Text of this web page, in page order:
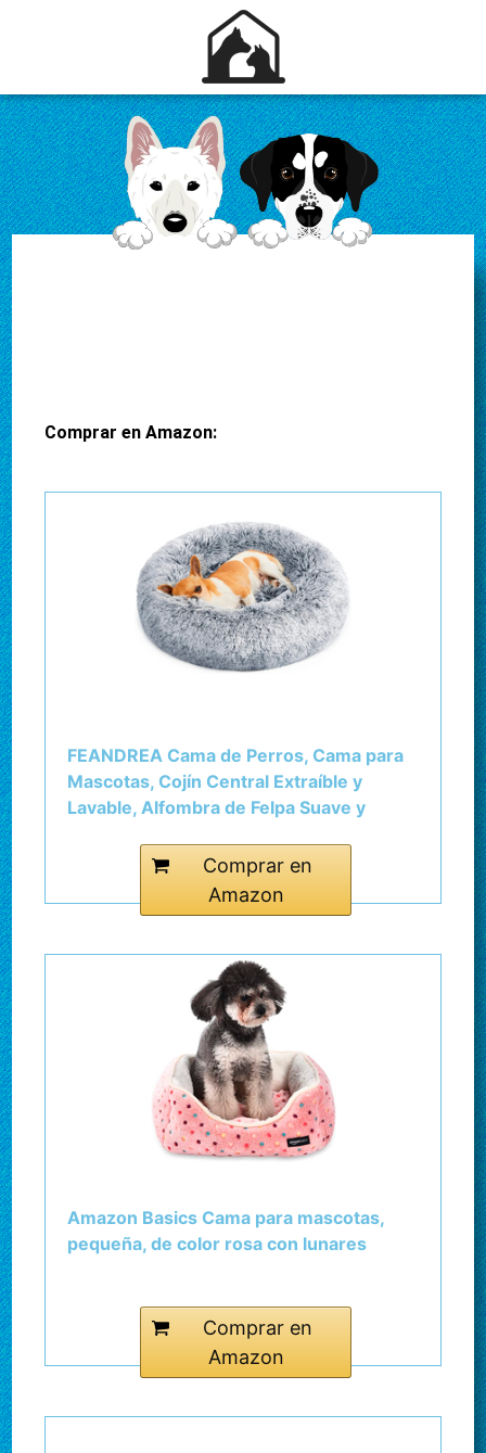
Comprar en Amazon:
FEANDREA Cama de Perros, Cama para
Mascotas, Cojín Central Extraíble y
Lavable, Alfombra de Felpa Suave y
PGW037G01
Comprar en
Amazon
Amazon Basics Cama para mascotas,
pequeña, de color rosa con lunares
Comprar en
Amazon